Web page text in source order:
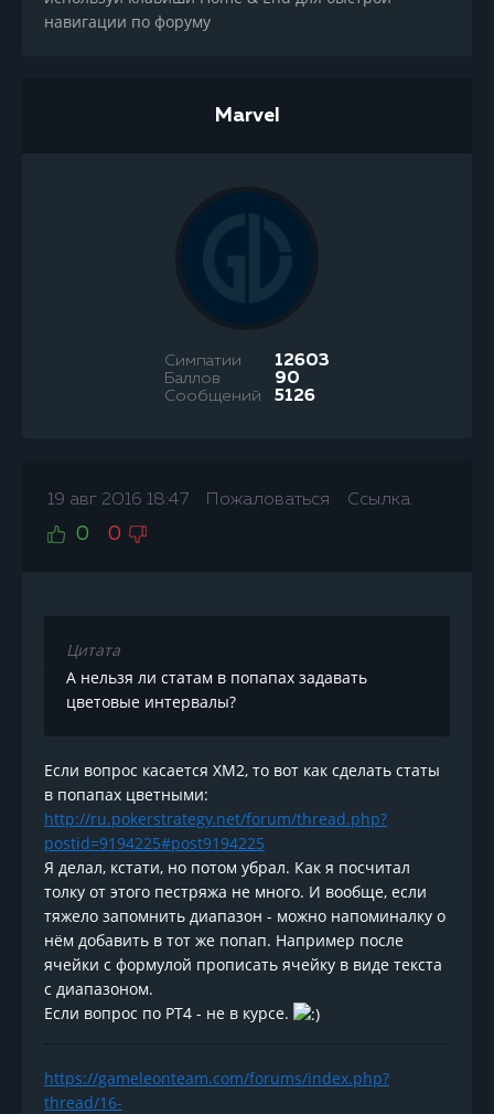
навигации по форуму
Marvel
Симпатии 12603
Баллов 90
Сообщений 5126
19 авг 2016 18:47 Пожаловаться Ссылка
0 0
Цитата
А нельзя ли статам в попапах задавать
цветовые интервалы?
Если вопрос касается ХМ2, то вот как сделать статы
в попапах цветными:
http://ru.pokerstrategy.net/forum/thread.php?
postid=9194225#post9194225
Я делал, кстати, но потом убрал. Как я посчитал
толку от этого пестряжа не много. И вообще, если
тяжело запомнить диапазон - можно напоминалку о
нём добавить в тот же попап. Например после
ячейки с формулой прописать ячейку в виде текста
с диапазоном.
Если вопрос по РТ4 - не в курсе.
https://gameleonteam.com/forums/index.php?
thread/16-